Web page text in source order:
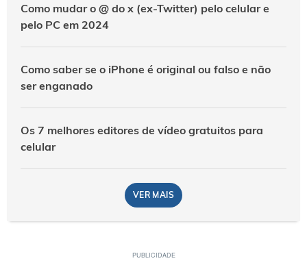
Como mudar o @ do x (ex-Twitter) pelo celular e
pelo PC em 2024
Como saber se o iPhone é original ou falso e não
ser enganado
Os 7 melhores editores de vídeo gratuitos para
celular
VER MAIS